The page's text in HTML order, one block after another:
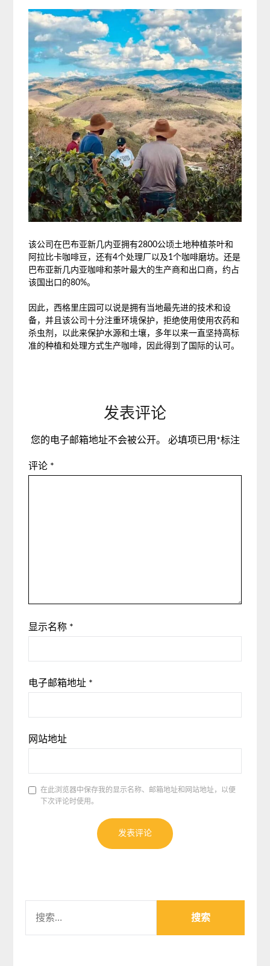
该公司在巴布亚新几内亚拥有2800公顷土地种植茶叶和
阿拉比卡咖啡豆，还有4个处理厂以及1个咖啡磨坊。还是
巴布亚新几内亚咖啡和茶叶最大的生产商和出口商，约占
该国出口的80%。
因此，西格里庄园可以说是拥有当地最先进的技术和设
备，并且该公司十分注重环境保护，拒绝使用使用农药和
杀虫剂，以此来保护水源和土壤，多年以来一直坚持高标
准的种植和处理方式生产咖啡，因此得到了国际的认可。
发表评论
您的电子邮箱地址不会被公开。 必填项已用 *标注
评论 *
显示名称 *
电子邮箱地址 *
网站地址
在此浏览器中保存我的显示名称、邮箱地址和网站地址，以便
下次评论时使用。
索：